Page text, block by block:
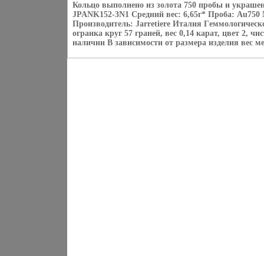
Кольцо выполнено из золота 750 пробы и
JPANK152-3N1 Средний вес: 6,65г* Проба:
Производитель: Jarretiere Италия
огранка круг 57 граней, вес 0,14 карат, цвет 2,
наличии В зависимости от размера изделия вес